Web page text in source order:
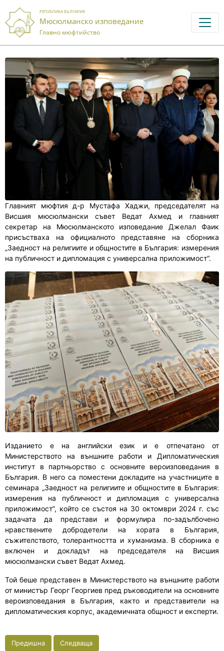
РЕПУБЛИКА БЪЛГАРИЯ
Мюсюлманско изповедание
Главно мюфтийство
Главният мюфтия д-р Мустафа Хаджи, председателят на
Висшия мюсюлмански съвет Ведат Ахмед и главният
секретар на Мюсюлманското изповедание Джелал Фаик
присъстваха на официалното представяне на сборника
„Заедност на религиите и общностите в България: измерения
на публичност и дипломация с универсална приложимост“.
Изданието е на английски език и е отпечатано от
Министерството на външните работи и Дипломатическия
институт в партньорство с основните вероизповедания в
България. В него са поместени докладите на участниците в
семинара „Заедност на религиите и общностите в България:
измерения на публичност и дипломация с универсална
приложимост”, който се състоя на 30 октомври 2024 г. със
задачата да представи и формулира по-задълбочено
нравствените добродетели на хората в България,
съжителството, толерантността и хуманизма. В сборника е
включен и докладът на председателя на Висшия
мюсюлмански съвет Ведат Ахмед.
Той беше представен в Министерството на външните работи
от министър Георг Георгиев пред ръководители на основните
вероизповедания в България, както и представители на
дипломатическия корпус, академичната общност и експерти.
Предишна Следваща